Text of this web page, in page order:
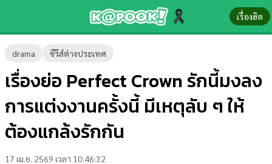
เรื่องฮิต
drama ซีรีส์ต่างประเทศ
เรื่องย่อ Perfect Crown รักนี้มงลง
การแต่งงานครั้งนี้ มีเหตุลับ ๆ ให้
ต้องแกล้งรักกัน
17 เม.ย. 2569 เวลา 10:46:32
ข่าว-
ความ
รู้